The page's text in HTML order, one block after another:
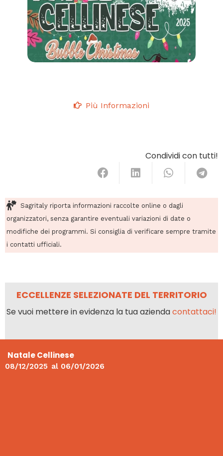
Più Informazioni
Condividi con tutti!
Sagritaly riporta informazioni raccolte online o dagli
organizzatori, senza garantire eventuali variazioni di date o
modifiche dei programmi. Si consiglia di verificare sempre tramite
i contatti ufficiali.
ECCELLENZE SELEZIONATE DEL TERRITORIO
Se vuoi mettere in evidenza la tua aziendacontattaci!
Natale Cellinese
08/12/2025 al 06/01/2026